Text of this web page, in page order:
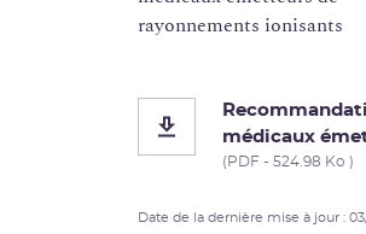
médicaux
(PDF - 524.98 Ko )
Date de la dernière mise à jour :